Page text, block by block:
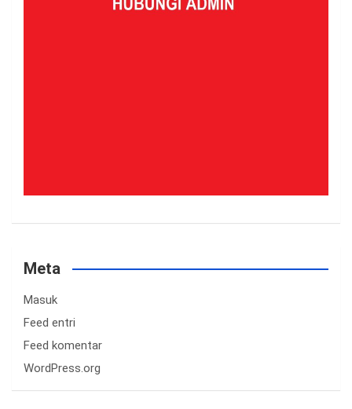
Meta
Masuk
Feed entri
Feed komentar
WordPress.org